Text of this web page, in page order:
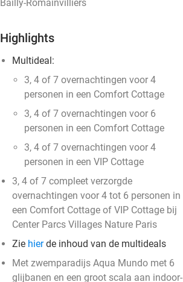
Bailly-Romainvilliers
Highlights
Multideal:
3, 4 of 7 overnachtingen voor 4
personen in een Comfort Cottage
3, 4 of 7 overnachtingen voor 6
personen in een Comfort Cottage
3, 4 of 7 overnachtingen voor 4
personen in een VIP Cottage
3, 4 of 7 compleet verzorgde
overnachtingen voor 4 tot 6 personen in
een Comfort Cottage of VIP Cottage bij
Center Parcs Villages Nature Paris
Zie hierde inhoud van de multideals
Met zwemparadijs Aqua Mundo met 6
glijbanen en een groot scala aan indoor-